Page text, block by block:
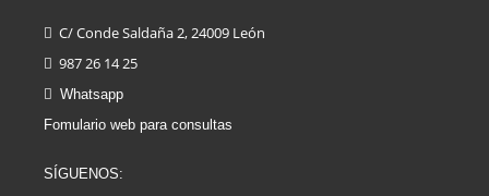
C/ Conde Saldaña 2, 24009 León
987 26 14 25
Whatsapp
Fomulario web para consultas
SÍGUENOS: